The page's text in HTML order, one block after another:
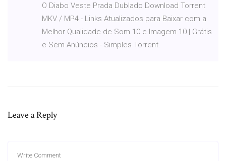
O Diabo Veste Prada Dublado Download Torrent
MKV / MP4 - Links Atualizados para Baixar com a
Melhor Qualidade de Som 10 e Imagem 10 | Grátis
e Sem Anúncios - Simples Torrent.
Leave a Reply